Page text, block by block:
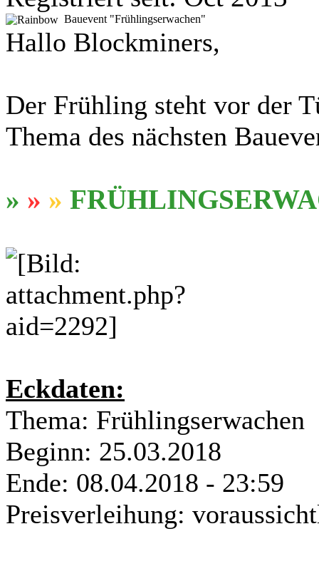
Bauevent "Frühlingserwachen"
Hallo Blockminers,
Der Frühling steht vor der
Thema des nächsten
» » »
Eckdaten:
Thema: Frühlingserwachen
Beginn: 25.03.2018
Ende: 08.04.2018 - 23:59
Preisverleihung: